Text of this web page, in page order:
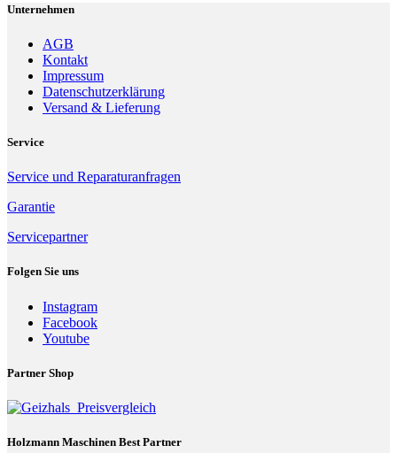
Unternehmen
AGB
Kontakt
Impressum
Datenschutzerklärung
Versand & Lieferung
Service
Service und Reparaturanfragen
Garantie
Servicepartner
Folgen Sie uns
Instagram
Facebook
Youtube
Partner Shop
Holzmann Maschinen Best Partner